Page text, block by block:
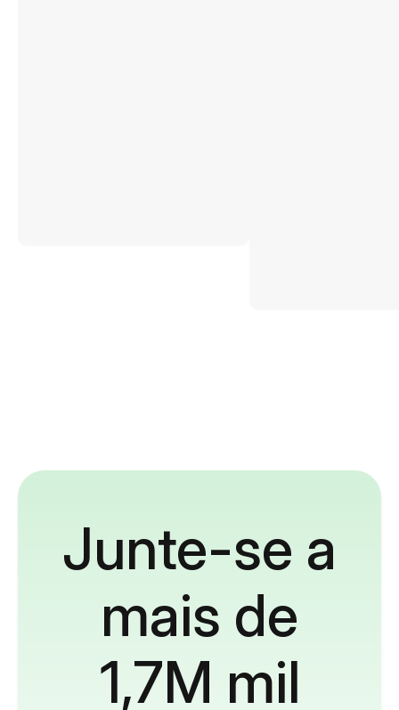
Junte-se a
mais de
1,7M mil